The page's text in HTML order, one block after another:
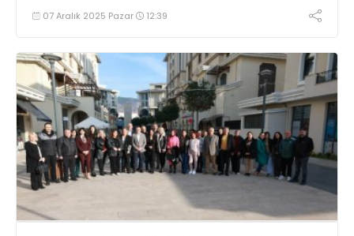
07 Aralık 2025 Pazar 12:39